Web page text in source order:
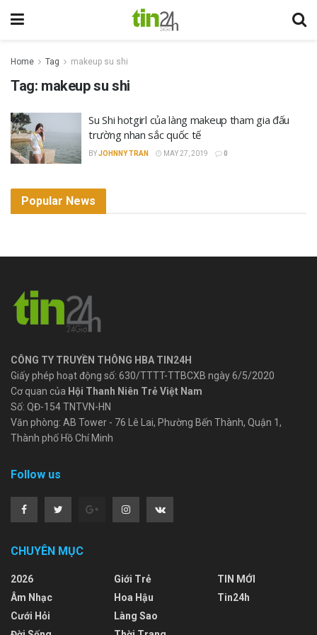
Home Tag makeup su shi
Tag: makeup su shi
Su Shi hotgirl của làng makeup tham gia đấu
trường nhan sắc quốc tế
BYJOHNNY TRAN MAY 27, 2019 0
Popular News
CÔNG TY TRUYỀN THÔNG HBA TIN24H
Giấy phép hoạt động số: 630/TTTT-TTBCXB ngày 6/5/2020
Cơ quan của Hội Thanh Niên Trẻ Việt Nam
Số: QĐ-154 TNTVN-HN
Văn phòng: AB Tower - 76 Lê Lai, Phường Bến Thành, Quận 1,
Thành phố Hồ Chí Minh
Follow us
CHUYÊN MỤC
2026
Âm Nhạc
Cưới Hỏi
Giới Trẻ
Hoa Hậu
Làng Sao
TIN MỚI
Tin24h